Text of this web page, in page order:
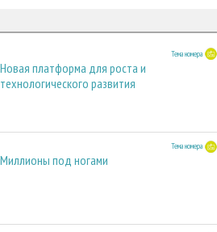
Тема номера
Новая платформа для роста и
технологического развития
Тема номера
Миллионы под ногами